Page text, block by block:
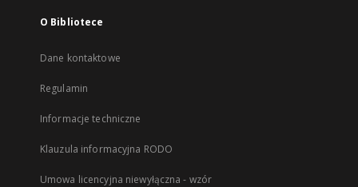
O Bibliotece
Dane kontaktowe
Regulamin
Informacje techniczne
Klauzula informacyjna RODO
Umowa licencyjna niewyłączna - wzór